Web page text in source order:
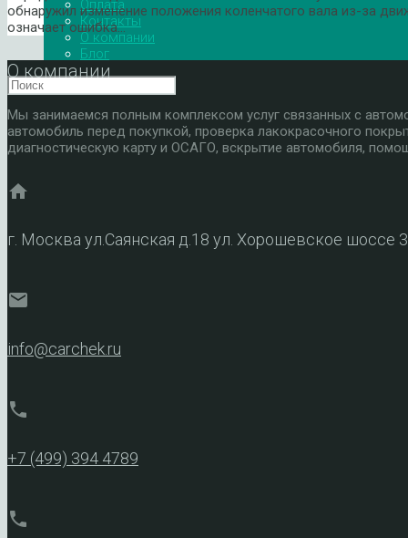
Оплата
Контакты
О компании
Блог
обнаружил изменение положения коленчатого вала из-за
означает ошибка…
О компании
Мы занимаемся полным комплексом услуг связанных с
автомобиль перед покупкой, проверка лакокрасочного
диагностическую карту и ОСАГО, вскрытие автомобиля,
home
г. Москва ул.Саянская д.18 ул. Хорошевское шоссе
mail
info@carchek.ru
phone
+7 (499) 394 4789
phone